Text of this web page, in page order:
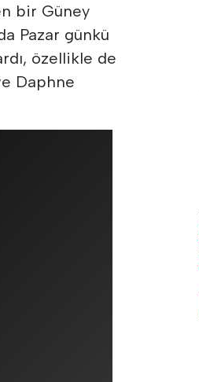
bir Güney
Pazar günkü
özellikle de
Daphne